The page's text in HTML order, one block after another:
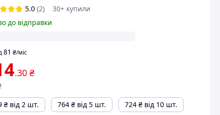
5.0 (2)
30+ купили
до відправки
81 ₴/міс
.30 ₴
₴ від 2 шт. 764 ₴ від 5 шт. 724 ₴ від 10 шт.